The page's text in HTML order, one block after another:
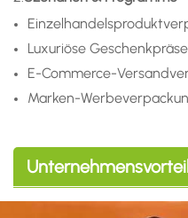
Luxuriöse
E-Commerce-
Marken-